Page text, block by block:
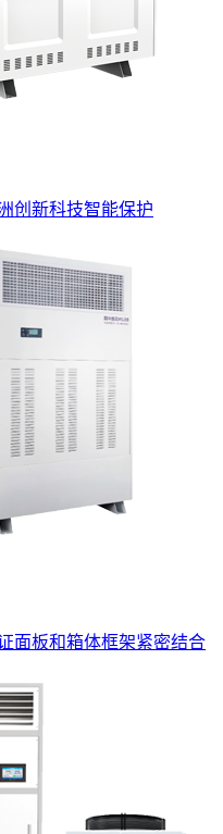
创新科技智能保护
面板和箱体框架紧密结合